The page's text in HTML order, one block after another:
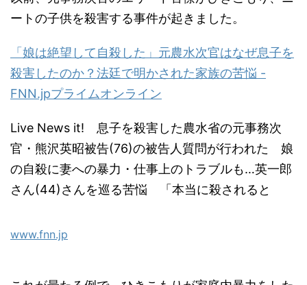
ートの子供を殺害する事件が起きました。
「娘は絶望して自殺した」元農水次官はなぜ息子を
殺害したのか？法廷で明かされた家族の苦悩 -
FNN.jpプライムオンライン
Live News it! 息子を殺害した農水省の元事務次
官・熊沢英昭被告(76)の被告人質問が行われた 娘
の自殺に妻への暴力・仕事上のトラブルも…英一郎
さん(44)さんを巡る苦悩 「本当に殺されると
www.fnn.jp